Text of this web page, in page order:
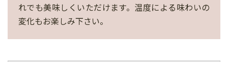
れでも美味しくいただけます。温度による味わいの
変化もお楽しみ下さい。